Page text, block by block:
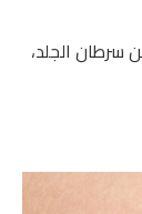
سرطان الجلد،